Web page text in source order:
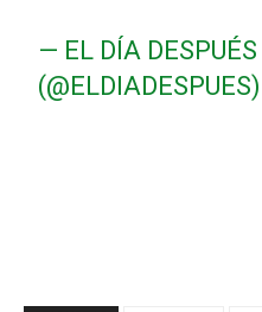
— EL DÍA
(@ELDIADESPUES)